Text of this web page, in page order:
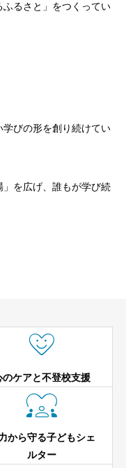
るさと」をつくってい
びの形を創り続けてい
を広げ、誰もが学び続

のケアと不登校支援

から守る子どもシェ
ルター